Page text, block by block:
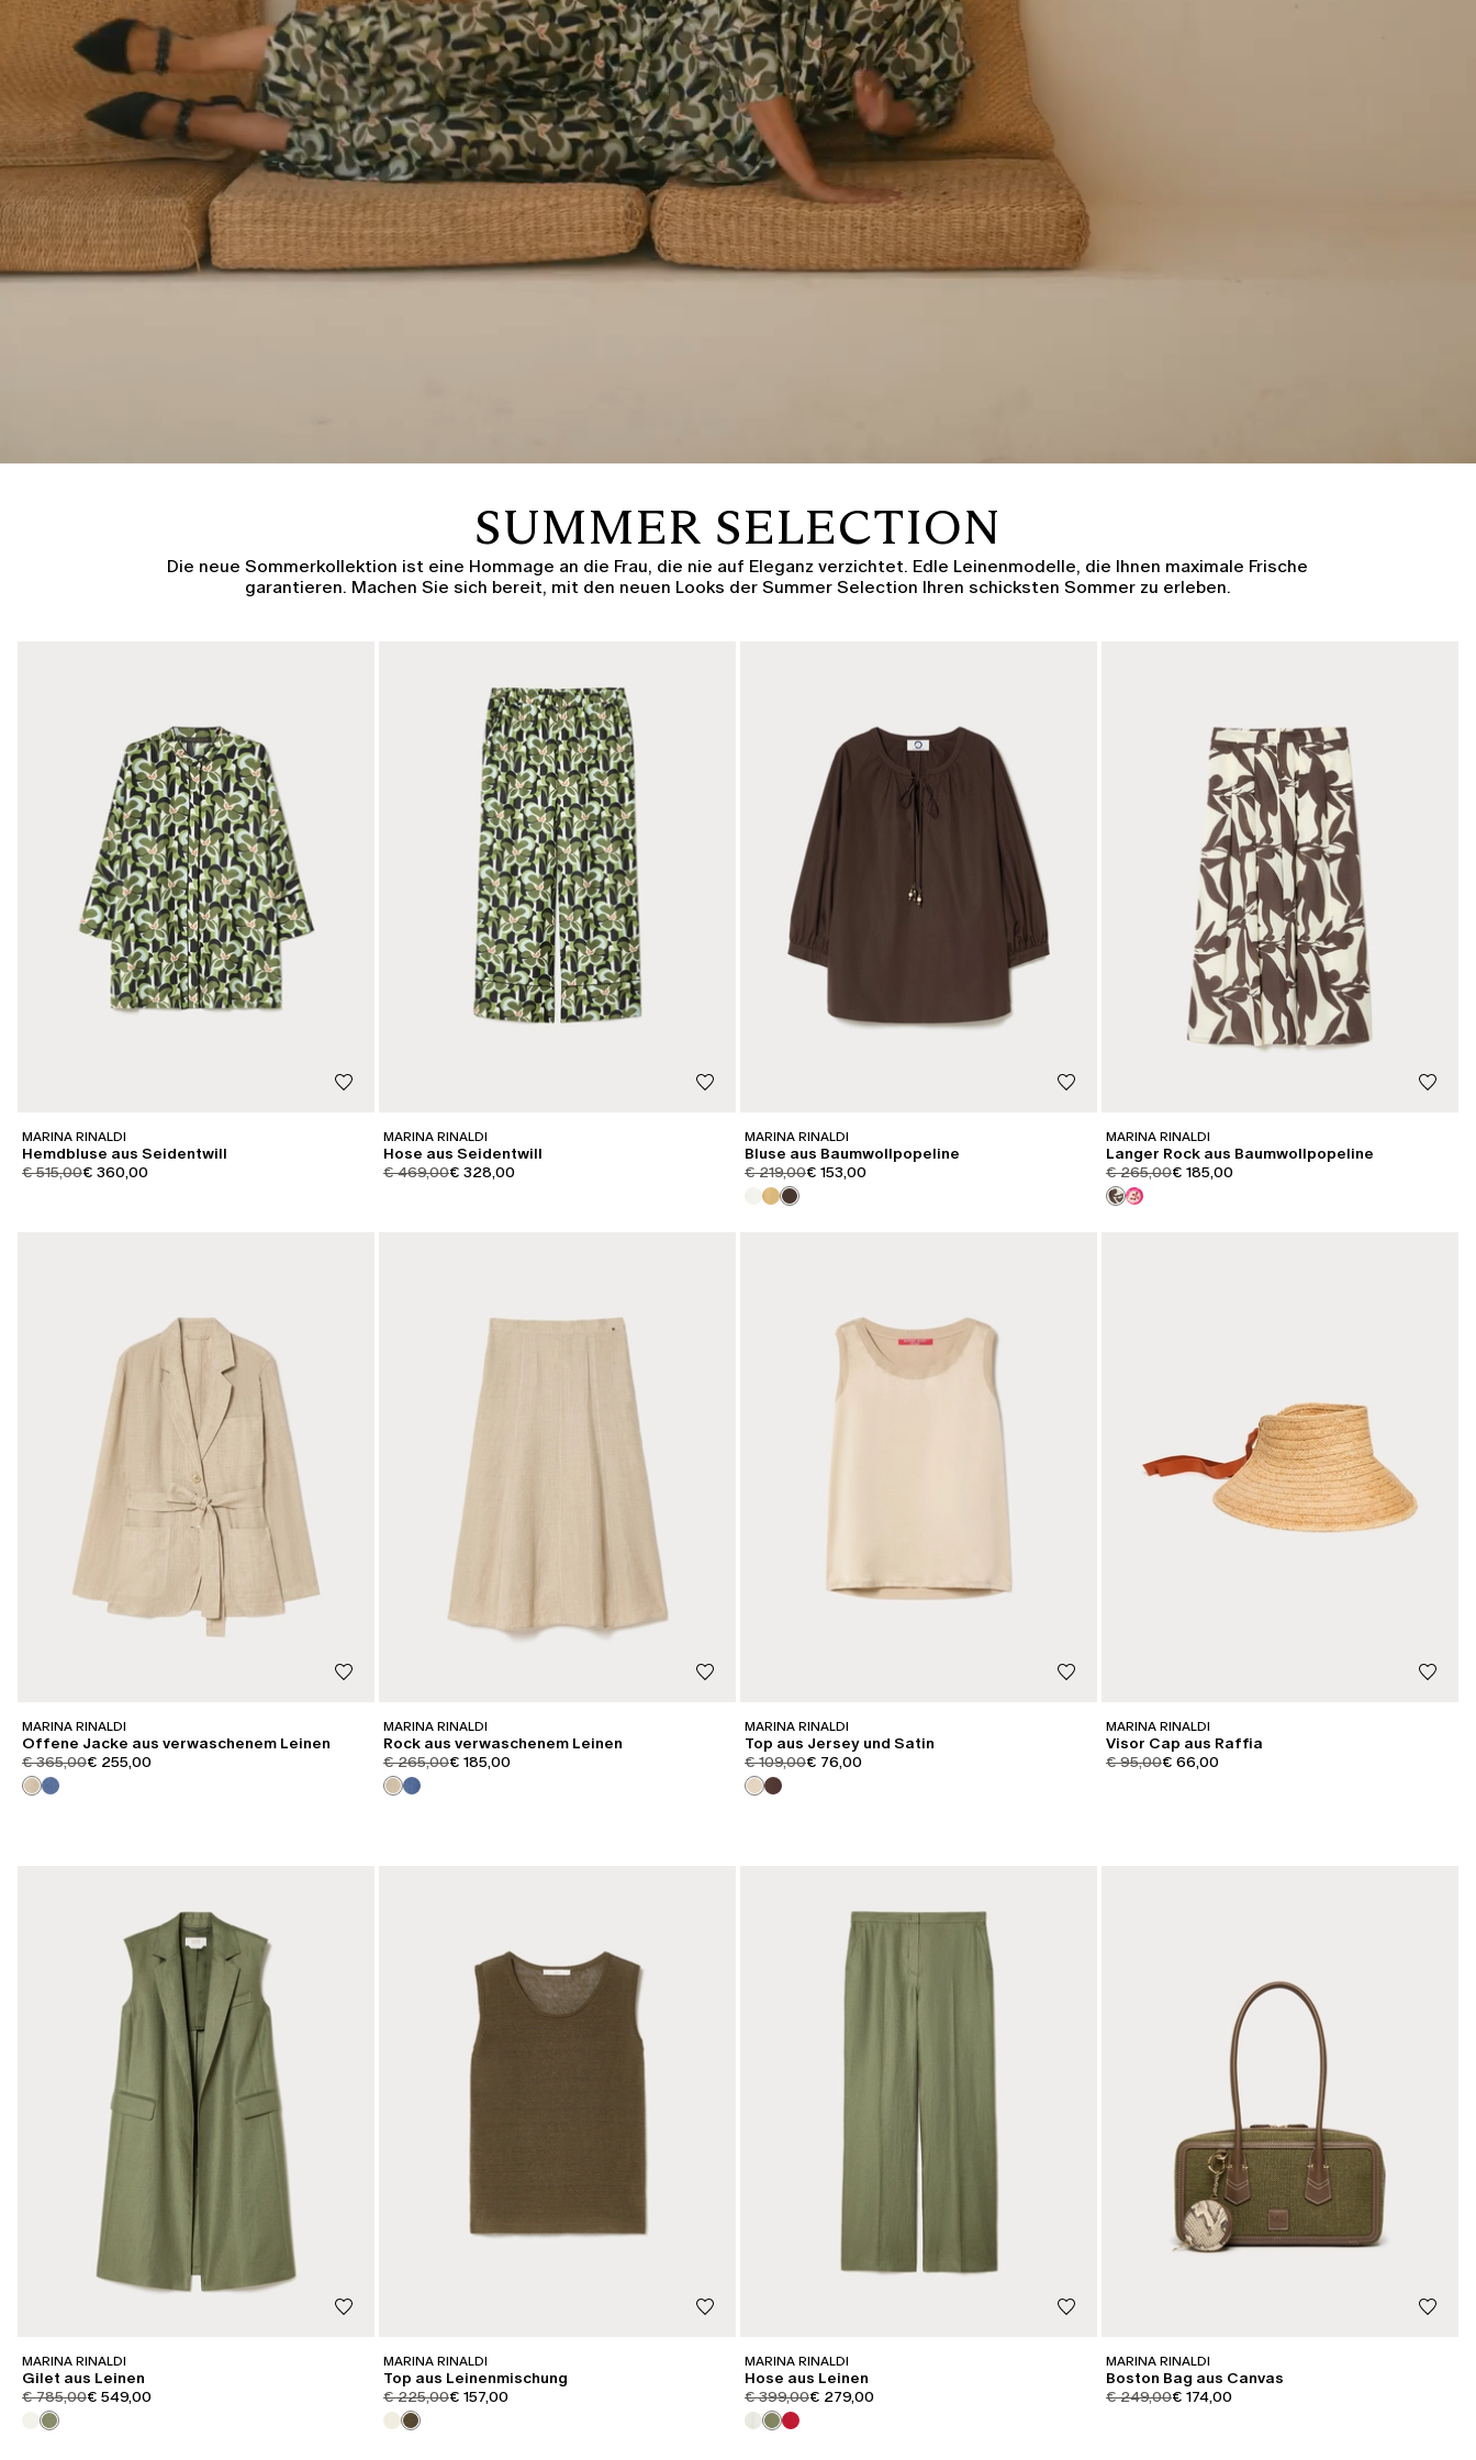
SUMMER SELECTION
Die neue Sommerkollektion ist eine Hommage an die Frau, die nie auf Eleganz verzichtet. Edle Leinenmodelle, die Ihnen maximale Frische
garantieren. Machen Sie sich bereit, mit den neuen Looks der Summer Selection Ihren schicksten Sommer zu erleben.
MARINA RINALDI
Hemdbluse aus Seidentwill
product.price.original
€ 515,00product.price.sale
€ 360,00
MARINA RINALDI
Hose aus Seidentwill
product.price.original
€ 469,00product.price.sale
€ 328,00
MARINA RINALDI
Bluse aus Baumwollpopeline
product.price.original
€ 219,00product.price.sale
€ 153,00
MARINA RINALDI
Langer Rock aus Baumwollpopeline
product.price.original
€ 265,00product.price.sale
€ 185,00
MARINA RINALDI
Offene Jacke aus verwaschenem Leinen
product.price.original
€ 365,00product.price.sale
€ 255,00
MARINA RINALDI
Rock aus verwaschenem Leinen
product.price.original
€ 265,00product.price.sale
€ 185,00
MARINA RINALDI
Top aus Jersey und Satin
product.price.original
€ 109,00product.price.sale
€ 76,00
MARINA RINALDI
Visor Cap aus Raffia
product.price.original
€ 95,00product.price.sale
€ 66,00
MARINA RINALDI
Gilet aus Leinen
product.price.original
€ 785,00product.price.sale
€ 549,00
MARINA RINALDI
Top aus Leinenmischung
product.price.original
€ 225,00product.price.sale
€ 157,00
MARINA RINALDI
Hose aus Leinen
product.price.original
€ 399,00product.price.sale
€ 279,00
MARINA RINALDI
Boston Bag aus Canvas
product.price.original
€ 249,00product.price.sale
€ 174,00